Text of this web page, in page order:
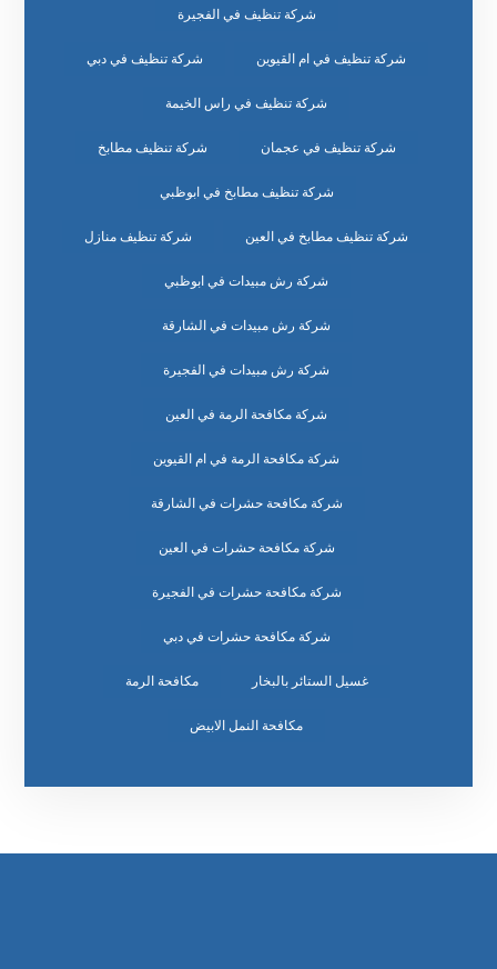
شركة تنظيف في الفجيرة
شركة تنظيف في ام القيوين شركة تنظيف في دبي
شركة تنظيف في راس الخيمة
شركة تنظيف في عجمان شركة تنظيف مطابخ
شركة تنظيف مطابخ في ابوظبي
شركة تنظيف مطابخ في العين شركة تنظيف منازل
شركة رش مبيدات في ابوظبي
شركة رش مبيدات في الشارقة
شركة رش مبيدات في الفجيرة
شركة مكافحة الرمة في العين
شركة مكافحة الرمة في ام القيوين
شركة مكافحة حشرات في الشارقة
شركة مكافحة حشرات في العين
شركة مكافحة حشرات في الفجيرة
شركة مكافحة حشرات في دبي
غسيل الستائر بالبخار مكافحة الرمة
مكافحة النمل الابيض